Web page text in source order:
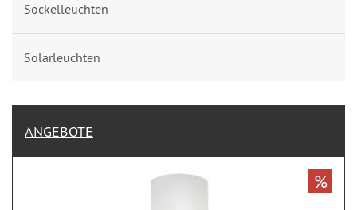
Sockelleuchten
Solarleuchten
ANGEBOTE
%